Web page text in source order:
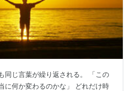
同じ言葉が繰り返される。 「この
に何か変わるのかな」 どれだけ時